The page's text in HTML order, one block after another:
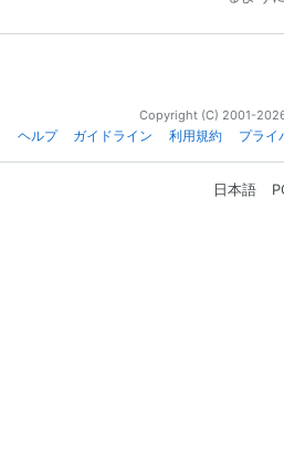
Copyright (C) 2001-
ヘルプ
ガイドライン 利用規約 プライ
日本語